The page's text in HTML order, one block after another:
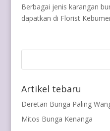
Berbagai jenis karangan
dapatkan di Florist
Artikel tebaru
Deretan Bunga Paling
Mitos Bunga Kenanga